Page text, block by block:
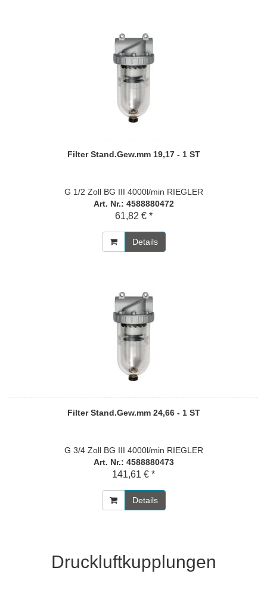
Filter Stand.Gew.mm 19,17 - 1 ST
G 1/2 Zoll BG III 4000l/min RIEGLER
Art. Nr.: 4588880472
61,82 € *
Details
Filter Stand.Gew.mm 24,66 - 1 ST
G 3/4 Zoll BG III 4000l/min RIEGLER
Art. Nr.: 4588880473
141,61 € *
Details
Druckluftkupplungen